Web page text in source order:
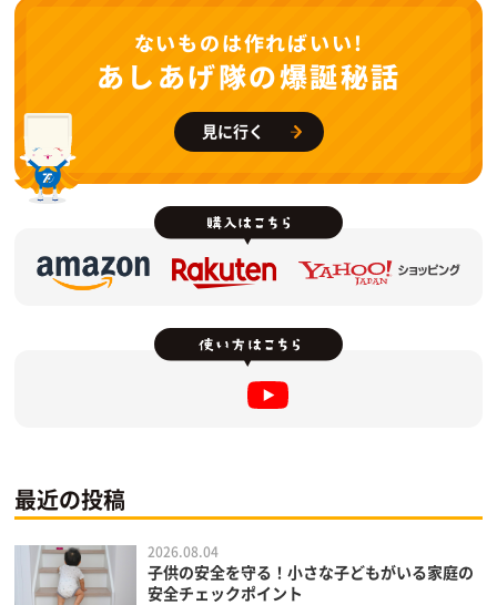
ないものは作ればいい!
あしあげ隊の爆誕秘話
見に行く
最近の投稿
2026.08.04
子供の安全を守る！小さな子どもがいる家庭の
安全チェックポイント